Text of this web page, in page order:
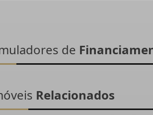
de
Relacionados